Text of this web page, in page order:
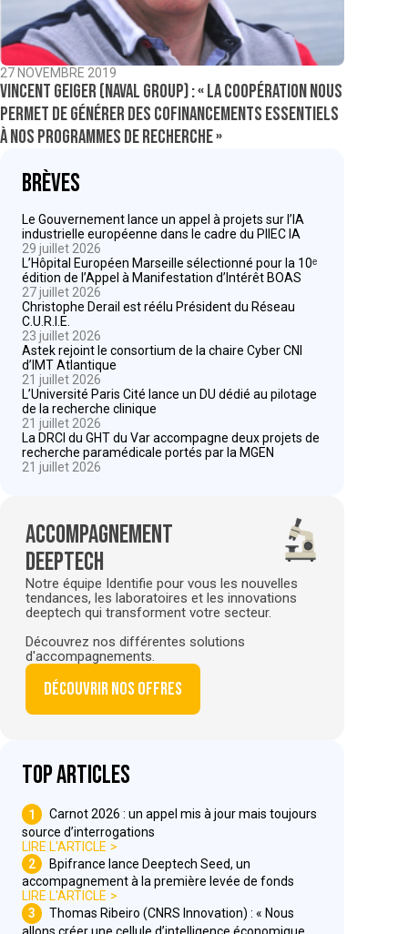
27 NOVEMBRE 2019
Vincent Geiger (Naval Group) : « La coopération nous
permet de générer des cofinancements essentiels
à nos programmes de recherche »
Brèves
Le Gouvernement lance un appel à projets sur l’IA
industrielle européenne dans le cadre du PIIEC IA
29 juillet 2026
L’Hôpital Européen Marseille sélectionné pour la 10ᵉ
édition de l’Appel à Manifestation d’Intérêt BOAS
27 juillet 2026
Christophe Derail est réélu Président du Réseau
C.U.R.I.E.
23 juillet 2026
Astek rejoint le consortium de la chaire Cyber CNI
d’IMT Atlantique
21 juillet 2026
L’Université Paris Cité lance un DU dédié au pilotage
de la recherche clinique
21 juillet 2026
La DRCI du GHT du Var accompagne deux projets de
recherche paramédicale portés par la MGEN
21 juillet 2026
Accompagnement
deeptech
Notre équipe Identifie pour vous les nouvelles
tendances, les laboratoires et les innovations
deeptech qui transforment votre secteur.
Découvrez nos différentes solutions
d'accompagnements.
Découvrir nos offres
Top articles
1
Carnot 2026 : un appel mis à jour mais toujours
source d’interrogations
LIRE L'ARTICLE
2
Bpifrance lance Deeptech Seed, un
accompagnement à la première levée de fonds
LIRE L'ARTICLE
3
Thomas Ribeiro (CNRS Innovation) : « Nous
allons créer une cellule d’intelligence économique